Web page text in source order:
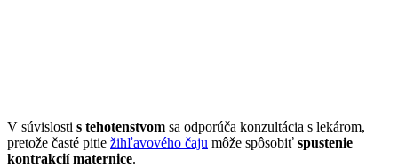
V súvislosti s tehotenstvom sa odporúča konzultácia s lekárom,
pretože časté pitie žihľavového čaju môže spôsobiť spustenie
kontrakcií maternice.